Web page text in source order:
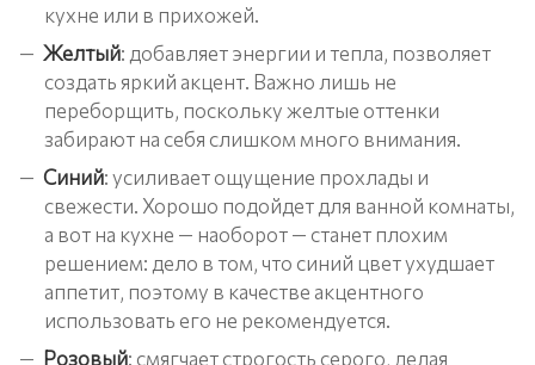
кухне или в прихожей.
Желтый: добавляет энергии и тепла, позволяет
создать яркий акцент. Важно лишь не
переборщить, поскольку желтые оттенки
забирают на себя слишком много внимания.
Синий: усиливает ощущение прохлады и
свежести. Хорошо подойдет для ванной комнаты,
а вот на кухне — наоборот — станет плохим
решением: дело в том, что синий цвет ухудшает
аппетит, поэтому в качестве акцентного
использовать его не рекомендуется.
Розовый: смягчает строгость серого, делая